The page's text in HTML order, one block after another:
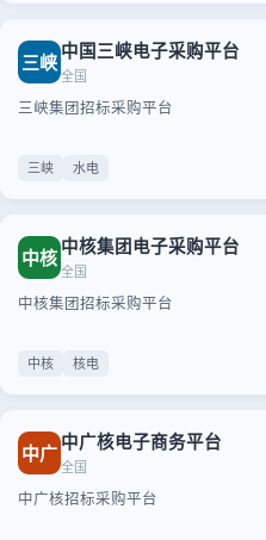
三峡 中国三峡电子采购平台
全国
三峡集团招标采购平台
三峡 水电
中核 中核集团电子采购平台
全国
中核集团招标采购平台
中核 核电
中广 中广核电子商务平台
全国
中广核招标采购平台